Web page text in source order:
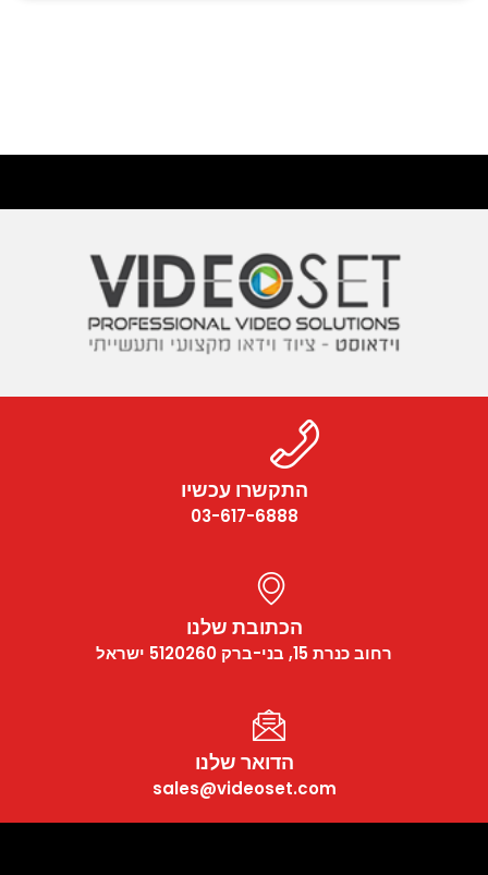
התקשרו עכשיו
03-617-6888
הכתובת שלנו
רחוב כנרת 15, בני-ברק 5120260 ישראל
הדואר שלנו
sales@videoset.com